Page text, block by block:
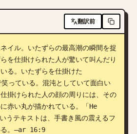
翻訳前
イル。いたずらの最高潮の瞬間を捉
を仕掛けられた人が驚いて叫んだり
る。いたずらを仕掛けた
っている。混沌としていて面白い
掛けられた人の顔の周りには、その
赤い丸が描かれている。「He
うテキストは、手書き風の震えるフ
る。–ar 16:9